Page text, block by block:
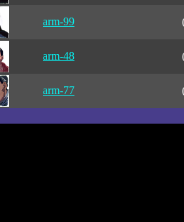
arm-99
arm-48
arm-77